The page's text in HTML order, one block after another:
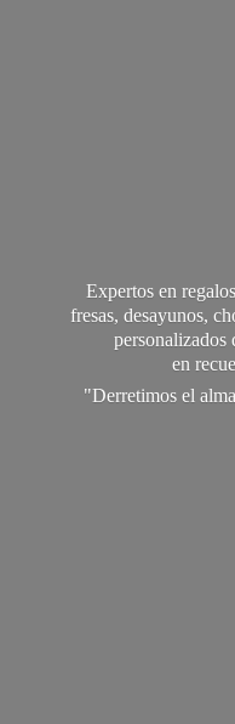
Expertos en
fresas, desayunos,
personalizados
en
"Derretimos el